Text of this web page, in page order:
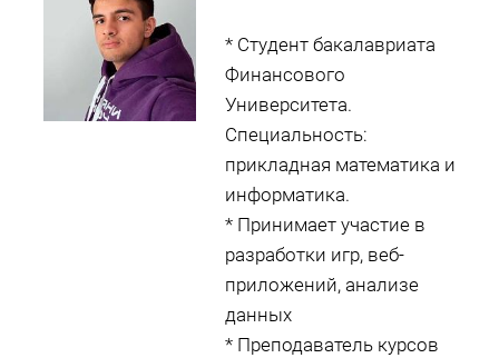
* Студент бакалавриата
Финансового
Университета.
Специальность:
прикладная математика и
информатика.
* Принимает участие в
разработки игр, веб-
приложений, анализе
данных
* Преподаватель курсов